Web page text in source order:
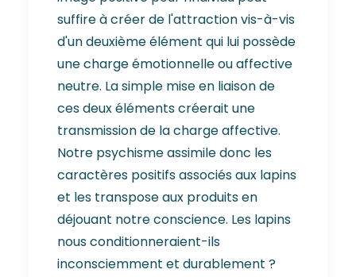
suffire à créer de l'attraction vis-à-vis
d'un deuxième élément qui lui possède
une charge émotionnelle ou affective
neutre. La simple mise en liaison de
ces deux éléments créerait une
transmission de la charge affective.
Notre psychisme assimile donc les
caractères positifs associés aux lapins
et les transpose aux produits en
déjouant notre conscience. Les lapins
nous conditionneraient-ils
inconsciemment et durablement ?